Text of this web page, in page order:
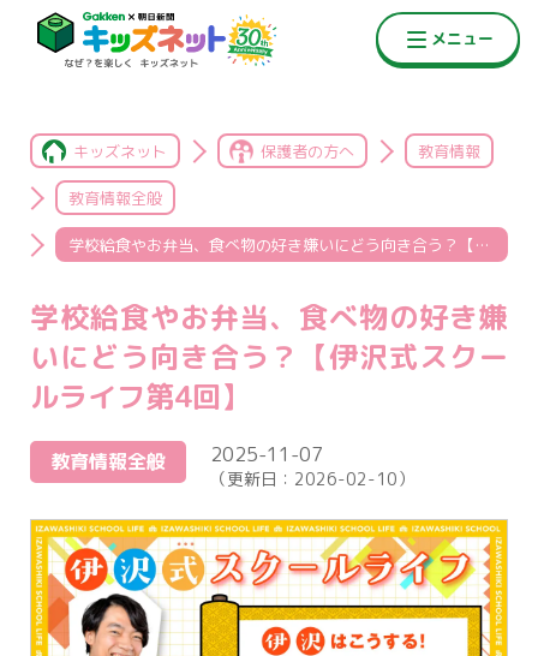
キッズネット 保護者の方へ 教育情報
教育情報全般
学校給食やお弁当、食べ物の好き嫌いにどう向き合う？【伊沢式スクールライフ第4回】
学校給食やお弁当、食べ物の好き嫌
いにどう向き合う？【伊沢式スクー
ルライフ第4回】
教育情報全般 2025-11-07
（更新日： 2026-02-10）